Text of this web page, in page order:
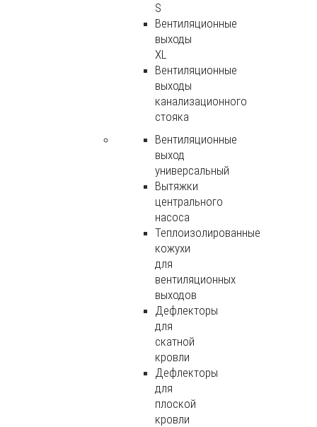
S
Вентиляционные
выходы
XL
Вентиляционные
выходы
канализационного
стояка
Вентиляционные
выход
универсальный
Вытяжки
центрального
насоса
Теплоизолированные
кожухи
для
вентиляционных
выходов
Дефлекторы
для
скатной
кровли
Дефлекторы
для
плоской
кровли